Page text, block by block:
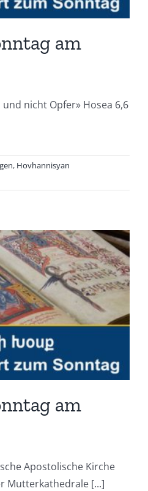
am
nicht Opfer» Hosea 6,6
, Hovhannisyan
am
Apostolische Kirche
Mutterkathedrale [...]